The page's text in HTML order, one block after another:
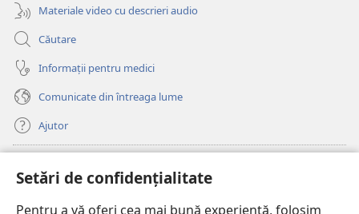
Setări de confidențialitate
Pentru a vă oferi cea mai bună experiență, folosim
Materiale video cu descrieri audio
Căutare
Informații pentru medici
Comunicate din întreaga lume
Ajutor
(se
deschide
o
Watchtower – BIBLIOTECĂ ONLINE™